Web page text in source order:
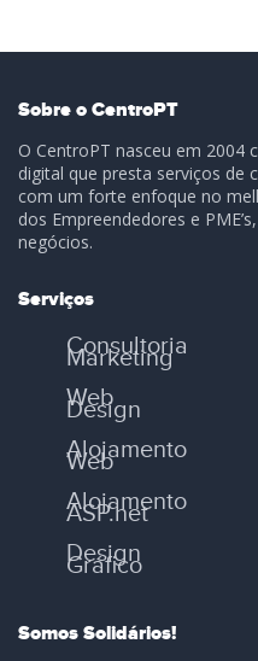
Sobre o CentroPT
O CentroPT nasceu em 2004
digital que presta serviços de
com um forte enfoque no
dos Empreendedores e
negócios.
Serviços
Consultoria
Marketing
Web
Design
Alojamento
Web
Alojamento
ASP.net
Design
Gráfico
Somos Solidários!